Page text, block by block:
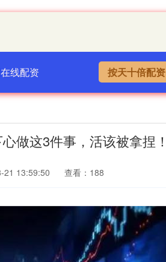
线配资 按天十倍配资
做这3件事，活该被拿捏！
21 13:59:50 查看：188